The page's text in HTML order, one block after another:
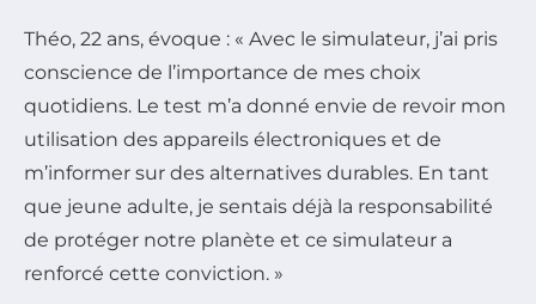
Théo, 22 ans, évoque : « Avec le simulateur, j’ai pris
conscience de l’importance de mes choix
quotidiens. Le test m’a donné envie de revoir mon
utilisation des appareils électroniques et de
m’informer sur des alternatives durables. En tant
que jeune adulte, je sentais déjà la responsabilité
de protéger notre planète et ce simulateur a
renforcé cette conviction. »